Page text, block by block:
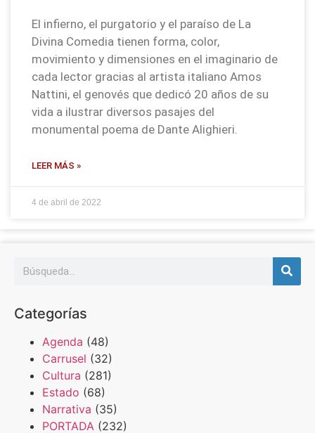
El infierno, el purgatorio y el paraíso de La
Divina Comedia tienen forma, color,
movimiento y dimensiones en el imaginario de
cada lector gracias al artista italiano Amos
Nattini, el genovés que dedicó 20 años de su
vida a ilustrar diversos pasajes del
monumental poema de Dante Alighieri.
LEER MÁS »
4 de abril de 2022
Categorías
Agenda (48)
Carrusel (32)
Cultura (281)
Estado (68)
Narrativa (35)
PORTADA (232)